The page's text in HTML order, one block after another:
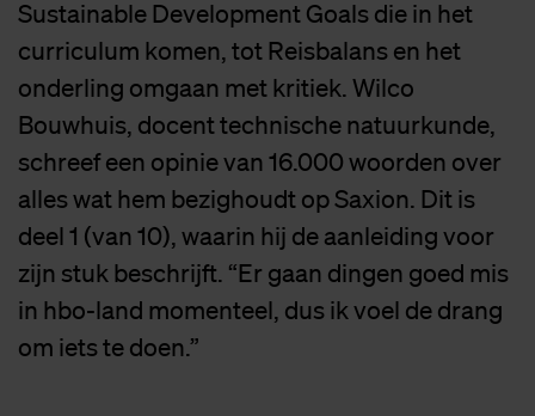
Sustainable Development Goals die in het
curriculum komen, tot Reisbalans en het
onderling omgaan met kritiek. Wilco
Bouwhuis, docent technische natuurkunde,
schreef een opinie van 16.000 woorden over
alles wat hem bezighoudt op Saxion. Dit is
deel 1 (van 10), waarin hij de aanleiding voor
zijn stuk beschrijft. “Er gaan dingen goed mis
in hbo-land momenteel, dus ik voel de drang
om iets te doen.”